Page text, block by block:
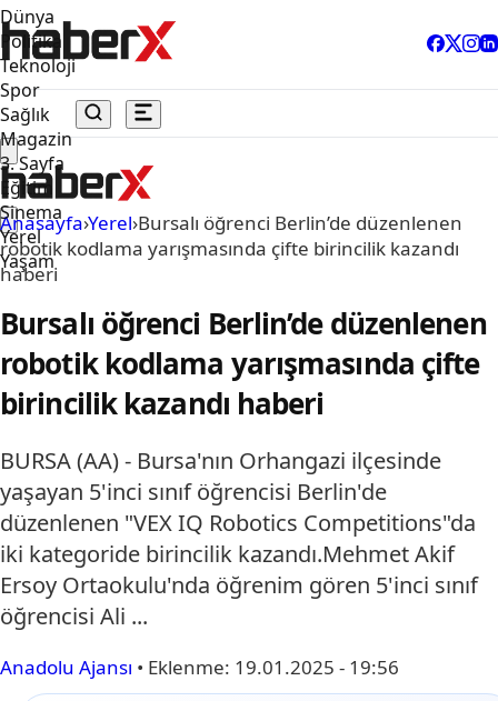
Dünya
Politika
Teknoloji
Spor
Sağlık
Magazin
3. Sayfa
Eğitim
Sinema
Yerel
Yaşam
Anasayfa›Yerel›Bursalı öğrenci Berlin’de düzenlenen
robotik kodlama yarışmasında çifte birincilik kazandı
haberi
Bursalı öğrenci Berlin’de düzenlenen
robotik kodlama yarışmasında çifte
birincilik kazandı haberi
BURSA (AA) - Bursa'nın Orhangazi ilçesinde
yaşayan 5'inci sınıf öğrencisi Berlin'de
düzenlenen "VEX IQ Robotics Competitions"da
iki kategoride birincilik kazandı.Mehmet Akif
Ersoy Ortaokulu'nda öğrenim gören 5'inci sınıf
öğrencisi Ali ...
Anadolu Ajansı • Eklenme: 19.01.2025 - 19:56